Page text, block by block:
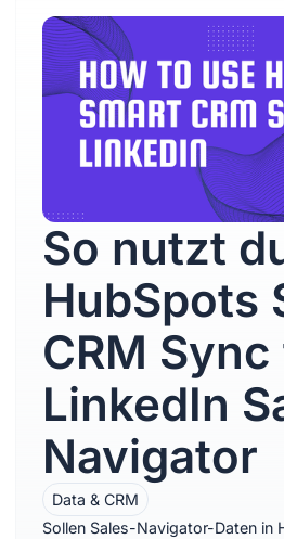
So nutzt
HubSpots
CRM
LinkedIn
Navigator
Data & CRM
Sollen Sales-Navigator-Daten in